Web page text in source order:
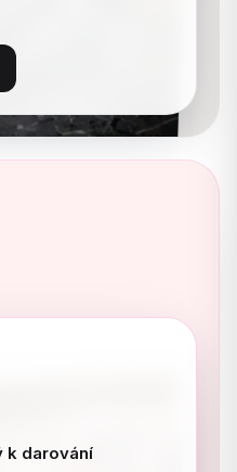
k darování